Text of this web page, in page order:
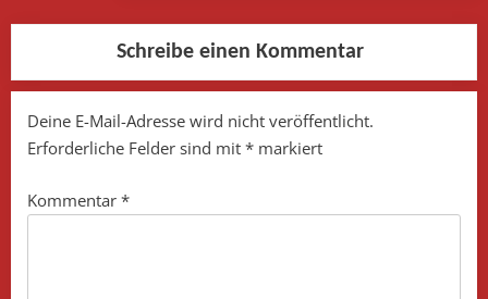
Schreibe einen Kommentar
Deine E-Mail-Adresse wird nicht veröffentlicht.
Erforderliche Felder sind mit * markiert
Kommentar *